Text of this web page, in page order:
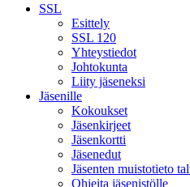
SSL
Esittely
SSL 120
Yhteystiedot
Johtokunta
Liity jäseneksi
Jäsenille
Kokoukset
Jäsenkirjeet
Jäsenkortti
Jäsenedut
Jäsenten muistotieto
Ohjeita jäsenistölle